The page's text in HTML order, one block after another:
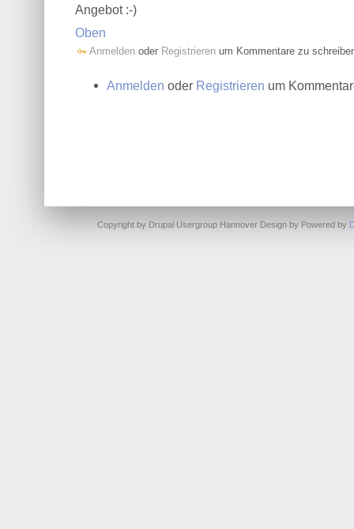
Angebot :-)
Oben
Anmelden oder Registrieren um Kommentare zu
Anmelden oder Registrieren um
Copyright by Drupal Usergroup Hannover Design by Powered by